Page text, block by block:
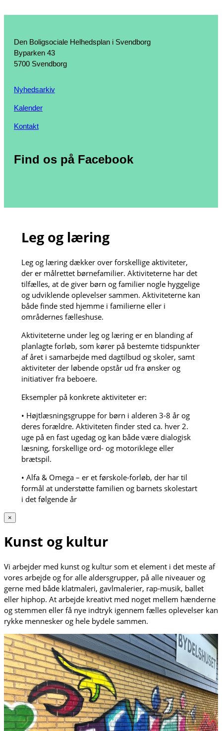
Den Boligsociale Helhedsplan i Svendborg
Byparken 43
5700 Svendborg
Nyhedsarkiv
Kalender
Kontakt
Find os på Facebook
Leg og læring
Leg og læring dækker over forskellige aktiviteter,
der er målrettet børnefamilier. Aktiviteterne har det
tilfælles, at de giver børn og familier nogle hyggelige
og udviklende oplevelser sammen. Aktiviteterne kan
både finde sted hjemme i familierne eller i
områdernes fælleshuse.
Aktiviteterne under leg og læring er en blanding af
planlagte forløb, som kører på bestemte tidspunkter
af året i samarbejde med dagtilbud og skoler, samt
aktiviteter der løbende opstår ud fra ønsker og
initiativer fra beboere.
Eksempler på konkrete aktiviteter er:
• Højtlæsningsgruppe for børn i alderen 3-8 år og
deres forældre. Aktiviteten finder sted ca. hver 2.
uge på en fast ugedag og kan både være dialogisk
læsning, forskellige ord- og motoriklege eller
brætspil.
• Alfa & Omega – er et førskole-forløb, der har til
formål at understøtte familien og barnets skolestart
i det følgende år
×
Kunst og kultur
Vi arbejder med kunst og kultur som et element i det meste af
vores arbejde og for alle aldersgrupper, på alle niveauer og
gerne med både klatmaleri, gavlmalerier, rap-musik, ballet
eller hiphop. At arbejde kreativt med noget mellem hænderne
og stemmen eller få nye indtryk igennem fælles oplevelser kan
rykke mennesker og hele bydele sammen.